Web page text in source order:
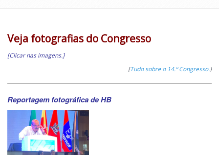
Veja fotografias do Congresso
[Clicar nas imagens.]
[Tudo sobre o 14.º Congresso.]
Reportagem fotográfica de HB